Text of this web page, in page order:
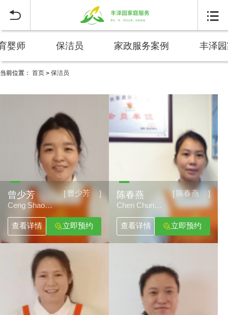
 
婴师 保洁员 家政服务案例 丰泽
当前位置： 首页 > 保洁员
[ 曾少芳 ]
曾少芳
Ceng Shao
查看详情
立即预约
[ 陈春燕 ]
陈春燕
Chen Chun
查看详情
立即预约